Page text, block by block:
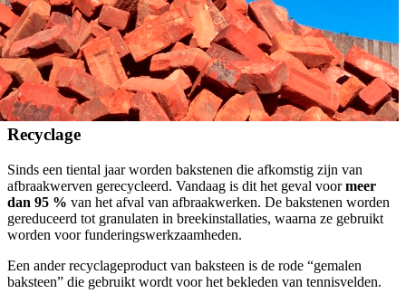
Recyclage
Sinds een tiental jaar worden bakstenen die afkomstig zijn van
afbraakwerven gerecycleerd. Vandaag is dit het geval voormeer
dan 95 % van het afval van afbraakwerken. De bakstenen worden
gereduceerd tot granulaten in breekinstallaties, waarna ze gebruikt
worden voor funderingswerkzaamheden.
Een ander recyclageproduct van baksteen is de rode “gemalen
baksteen” die gebruikt wordt voor het bekleden van tennisvelden.